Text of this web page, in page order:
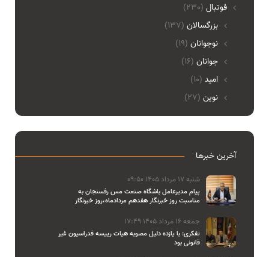
(230) فوتبال
بزرگسالان (137)
نوجوانان (19)
جوانان (16)
امید (10)
نوین (27)
آخرین خبرها
شنبه 17 مرداد 1405 09:50
پیام مدیرعامل باشگاه صنعت مس رفسنجان به
مناسبت روز خبرنگار هفدهم مردادماه،روز خبرنگار
جمعه 16 مرداد 1405 17:49
تفکری: با یازده دلیل مصوبه هیات رییسه فدراسیون غیر
قانونی بود